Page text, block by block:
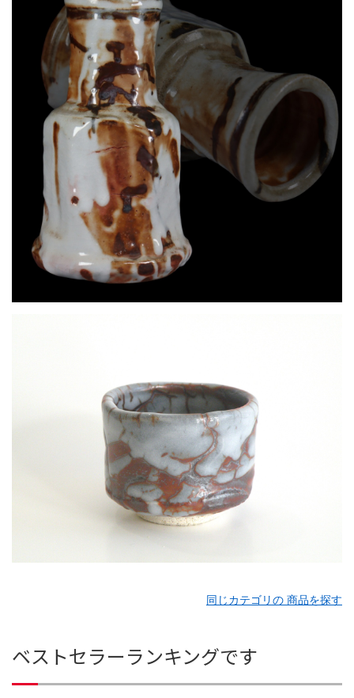
同じカテゴリの 商品を探す
ベストセラーランキングです